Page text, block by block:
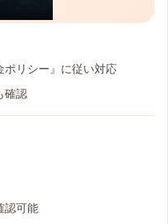
ポリシー』に従い対応
確認
認可能